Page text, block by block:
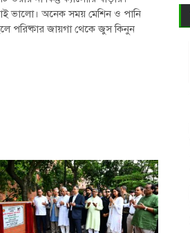
ভালো। অনেক সময় মেশিন ও পানি
পরিষ্কার জায়গা থেকে জুস কিনুন